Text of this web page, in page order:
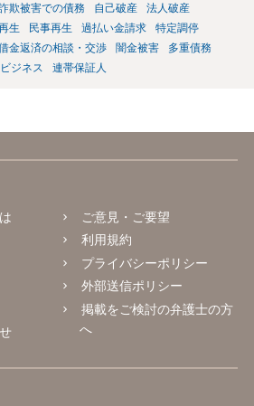
欺被害での債務 自己破産
法人破産
生 民事再生 過払い金請求
特定調停
金返済の相談・交渉 闇金被害
多重債務
ジネス 連帯保証人
ご意見・ご要望
利用規約
プライバシーポリシー
外部送信ポリシー
掲載をご検討の弁護士の方
へ